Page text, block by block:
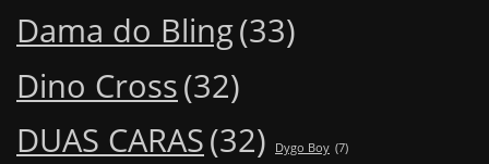
Dama do Bling(33)
Dino Cross(32)
DUAS CARAS(32) Dygo Boy (7)